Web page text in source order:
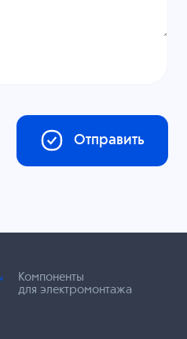
Отправить
Компоненты
для электромонтажа